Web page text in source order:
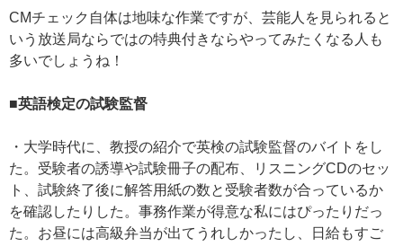
CMチェック自体は地味な作業ですが、芸能人を見られると
いう放送局ならではの特典付きならやってみたくなる人も
多いでしょうね！
■英語検定の試験監督
・大学時代に、教授の紹介で英検の試験監督のバイトをし
た。受験者の誘導や試験冊子の配布、リスニングCDのセッ
ト、試験終了後に解答用紙の数と受験者数が合っているか
を確認したりした。事務作業が得意な私にはぴったりだっ
た。お昼には高級弁当が出てうれしかったし、日給もすご